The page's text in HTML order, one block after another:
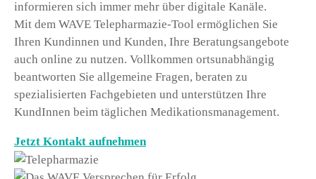
informieren sich immer mehr über digitale Kanäle.
Mit dem WAVE Telepharmazie-Tool ermöglichen Sie
Ihren Kundinnen und Kunden, Ihre Beratungsangebote
auch online zu nutzen. Vollkommen ortsunabhängig
beantworten Sie allgemeine Fragen, beraten zu
spezialisierten Fachgebieten und unterstützen Ihre
KundInnen beim täglichen Medikationsmanagement.
Jetzt Kontakt aufnehmen